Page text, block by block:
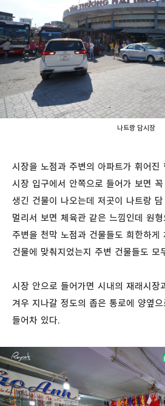
나트랑 담시장
시장을 노점과 주변의 아파트가 휘어진
시장 입구에서 안쪽으로 들어가 보면
생긴 건물이 나오는데 저곳이 나트랑
멀리서 보면 체육관 같은 느낌인데 원
주변을 천막 노점과 건물들도 희한하게
건물에 맞춰지었는지 주변 건물들도 모
시장 안으로 들어가면 시내의 재래시장
겨우 지나갈 정도의 좁은 통로에 양옆
들어차 있다.